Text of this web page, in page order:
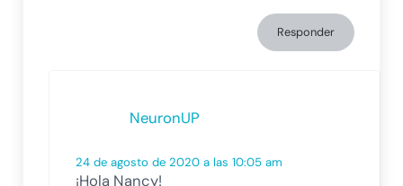
Responder
NeuronUP
24 de agosto de 2020 a las 10:05 am
¡Hola Nancy!